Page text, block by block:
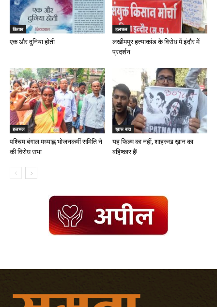
किताब
एक और दुनिया होती
हलचल
लखीमपुर हत्याकांड के विरोध में इंदौर में
प्रदर्शन
हलचल
पश्चिम बंगाल मध्याह्न भोजनकर्मी समिति ने
की विरोध सभा
ख़ास बात
यह फिल्म का नहीं, शाहरुख ख़ान का
बहिष्कार है!